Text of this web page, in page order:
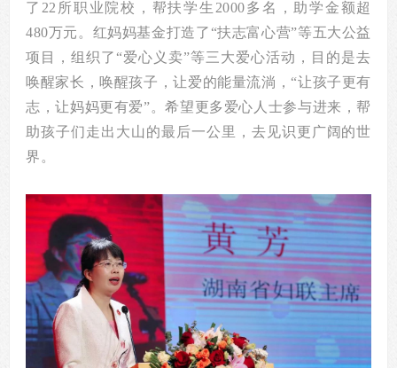
了22所职业院校，帮扶学生2000多名，助学金额超
480万元。红妈妈基金打造了“扶志富心营”等五大公益
项目，组织了“爱心义卖”等三大爱心活动，目的是去
唤醒家长，唤醒孩子，让爱的能量流淌，“让孩子更有
志，让妈妈更有爱”。希望更多爱心人士参与进来，帮
助孩子们走出大山的最后一公里，去见识更广阔的世
界。